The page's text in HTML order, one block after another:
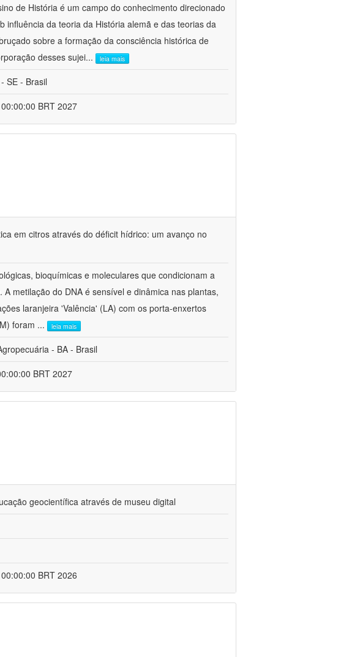
de História é um campo do conhecimento direcionado
influência da teoria da História alemã e das teorias da
sobre a formação da consciência histórica de
desses sujei... leia mais
SE - Brasil
BRT 2027
em citros através do déficit hídrico: um avanço no
bioquímicas e moleculares que condicionam a
metilação do DNA é sensível e dinâmica nas plantas,
laranjeira 'Valência' (LA) com os porta-enxertos
foram ... leia mais
- BA - Brasil
BRT 2027
geocientífica através de museu digital
BRT 2026